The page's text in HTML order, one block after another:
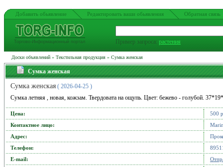
Добавить обьявление Редактировать ваши обьявления Обратная связь
Торгово-Информационный портал Пример запроса: растения
Доски объявлений » Текстильная продукция » Сумка женская
Сумка женская
Сумка женская ( 2026-04-25 )
Сумка летняя , новая, кожзам. Твердовата на ощупь. Цвет: бежево - голубой.
Цена:
500
Контактное лицо:
Адрес:
Телефон:
Е-mail: